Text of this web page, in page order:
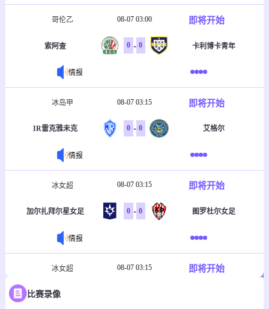
哥伦乙 08-07 03:00 即将开始
索阿查 0 - 0 卡利博卡青年
情报
冰岛甲 08-07 03:15 即将开始
IR雷克雅未克 0 - 0 艾格尔
情报
冰女超 08-07 03:15 即将开始
加尔扎拜尔星女足 0 - 0 图罗杜尔女足
情报
冰女超 08-07 03:15 即将开始
瓦路尔女足
比赛录像